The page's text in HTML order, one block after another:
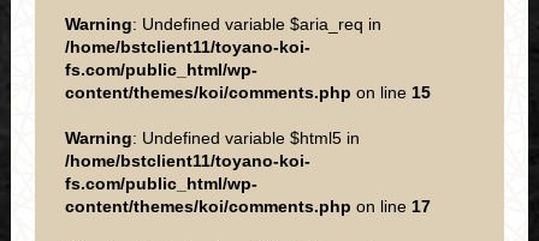
Warning: Undefined variable $aria_req in
/home/bstclient11/toyano-koi-
fs.com/public_html/wp-
content/themes/koi/comments.php on line 15
Warning: Undefined variable $html5 in
/home/bstclient11/toyano-koi-
fs.com/public_html/wp-
content/themes/koi/comments.php on line 17